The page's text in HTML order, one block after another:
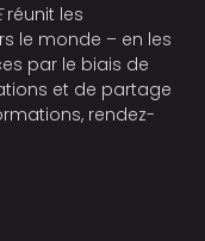
réunit les
le monde – en les
par le biais de
et de partage
rendez-